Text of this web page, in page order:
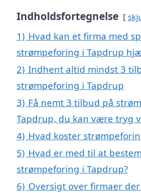
Indholdsfortegnelse
1) Hvad kan et firma med
strømpeforing i Tapdrup
2) Indhent altid mindst 3
strømpeforing i Tapdrup
3) Få nemt 3 tilbud på
Tapdrup, du kan være tryg
4) Hvad koster
5) Hvad er med til at
strømpeforing i Tapdrup?
6) Oversigt over firmaer